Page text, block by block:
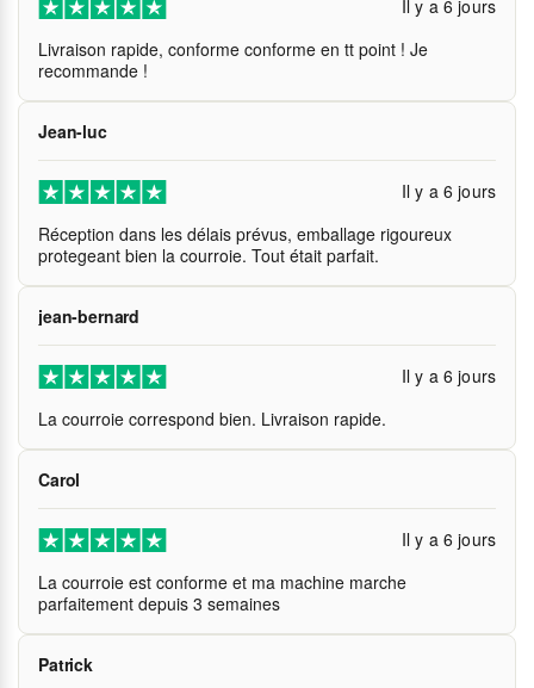
Il y a 6 jours
Livraison rapide, conforme conforme en tt point ! Je
recommande !
Jean-luc
Il y a 6 jours
Réception dans les délais prévus, emballage rigoureux
protegeant bien la courroie. Tout était parfait.
jean-bernard
Il y a 6 jours
La courroie correspond bien. Livraison rapide.
Carol
Il y a 6 jours
La courroie est conforme et ma machine marche
parfaitement depuis 3 semaines
Patrick